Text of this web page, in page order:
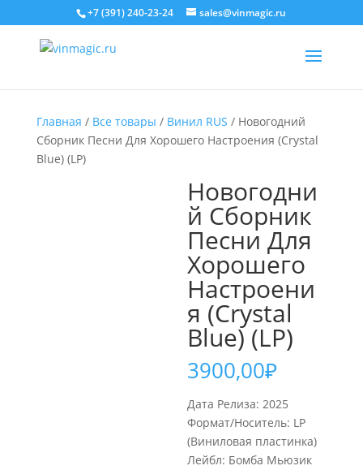
+7 (391) 240-23-24 sales@vinmagic.ru
Главная / Все товары / Винил RUS / Новогодний
Сборник Песни Для Хорошего Настроения (Crystal
Blue) (LP)
Новогодни
й Сборник
Песни Для
Хорошего
Настроени
я (Crystal
Blue) (LP)
3900,00₽
Дата Релиза: 2025
Формат/Носитель: LP
(Виниловая пластинка)
Лейбл: Бомба Мьюзик